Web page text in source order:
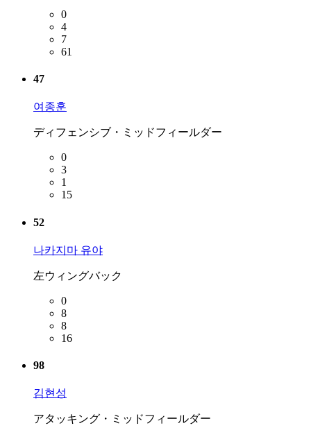
0
4
7
61
47
여종훈
ディフェンシブ・ミッドフィールダー
0
3
1
15
52
나카지마 유야
左ウィングバック
0
8
8
16
98
김현성
アタッキング・ミッドフィールダー